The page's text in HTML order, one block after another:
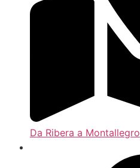
Da Ribera a Montallegro